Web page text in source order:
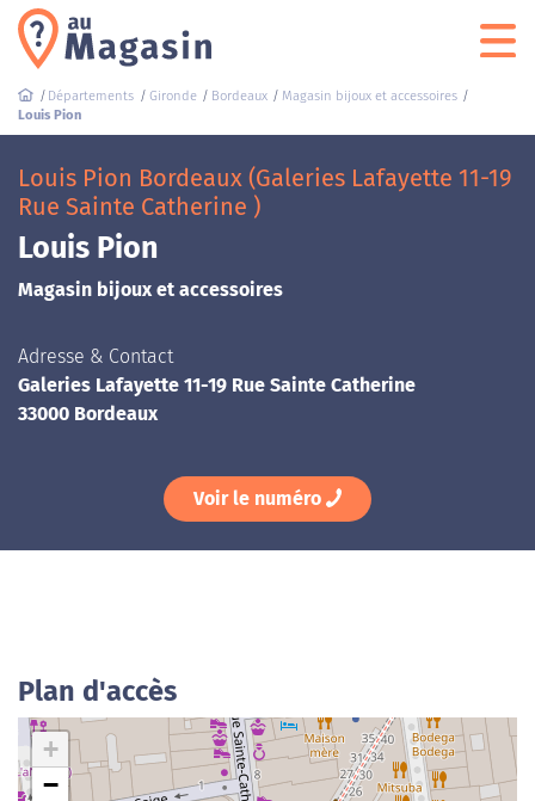
Départements Gironde Bordeaux
Magasin bijoux et accessoires
Louis Pion
Louis Pion Bordeaux (Galeries Lafayette 11-19
Rue Sainte Catherine )
Louis Pion
Magasin bijoux et accessoires
Adresse & Contact
Galeries Lafayette 11-19 Rue Sainte Catherine
33000 Bordeaux
Voir le numéro
Plan d'accès
+
−